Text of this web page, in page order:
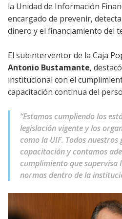
la Unidad de Información
encargado de prevenir,
dinero y el financiamiento del
El subinterventor de la Caja
Antonio Bustamante,
institucional con el
capacitación continua del
“Estamos cumpliendo los
legislación vigente y los
como la UIF. Todos
capacitación y contamos
cumplimiento que supervisa
normas dentro de la